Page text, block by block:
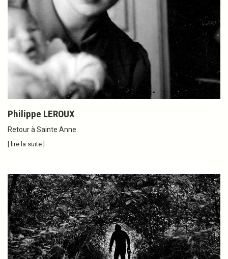
Philippe LEROUX
Retour à Sainte Anne
[ lire la suite ]